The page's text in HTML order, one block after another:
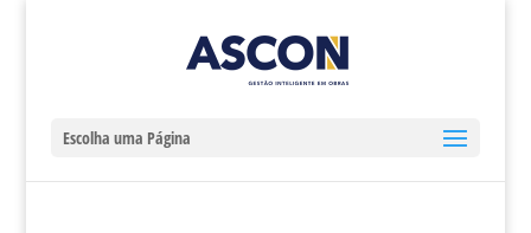
Escolha uma Página